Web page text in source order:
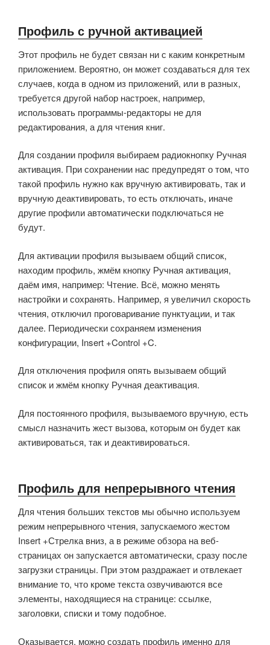
Профиль с ручной активацией
Этот профиль не будет связан ни с каким конкретным
приложением. Вероятно, он может создаваться для тех
случаев, когда в одном из приложений, или в разных,
требуется другой набор настроек, например,
использовать программы-редакторы не для
редактирования, а для чтения книг.
Для создании профиля выбираем радиокнопку Ручная
активация. При сохранении нас предупредят о том, что
такой профиль нужно как вручную активировать, так и
вручную деактивировать, то есть отключать, иначе
другие профили автоматически подключаться не
будут.
Для активации профиля вызываем общий список,
находим профиль, жмём кнопку Ручная активация,
даём имя, например: Чтение. Всё, можно менять
настройки и сохранять. Например, я увеличил скорость
чтения, отключил проговаривание пунктуации, и так
далее. Периодически сохраняем изменения
конфигурации, Insert +Control +C.
Для отключения профиля опять вызываем общий
список и жмём кнопку Ручная деактивация.
Для постоянного профиля, вызываемого вручную, есть
смысл назначить жест вызова, которым он будет как
активироваться, так и деактивироваться.
Профиль для непрерывного чтения
Для чтения больших текстов мы обычно используем
режим непрерывного чтения, запускаемого жестом
Insert +Стрелка вниз, а в режиме обзора на веб-
страницах он запускается автоматически, сразу после
загрузки страницы. При этом раздражает и отвлекает
внимание то, что кроме текста озвучиваются все
элементы, находящиеся на странице: ссылке,
заголовки, списки и тому подобное.
Оказывается, можно создать профиль именно для